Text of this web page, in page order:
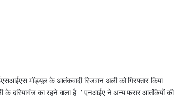
मॉड्यूल के आतंकवादी रिजवान अली को गिरफ्तार किया
के दरियागंज का रहने वाला है।’ एनआईए ने अन्य फरार आतंकियों की